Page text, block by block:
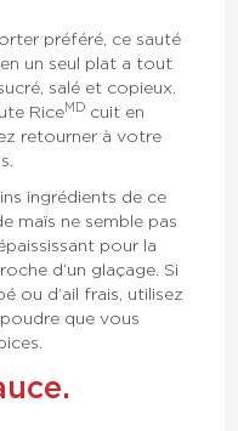
préféré, ce sauté
un seul plat a tout
salé et copieux.
RiceMD cuit en
retourner à votre
ingrédients de ce
maïs ne semble pas
pour la
d’un glaçage. Si
ou d’ail frais, utilisez
que vous